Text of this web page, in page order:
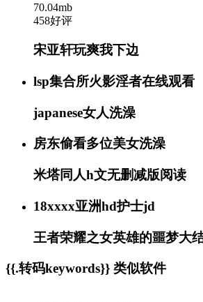
70.04mb
458好评
宋亚轩玩爽我下边
lsp集合所火影淫者在线观看
japanese女人洗澡
房东偷看多位美女洗澡
米塔同人h文无删减版阅读
18xxxx亚洲hd护士jd
王者荣耀之女英雄的噩梦大
{{.转码keywords}} 类似软件